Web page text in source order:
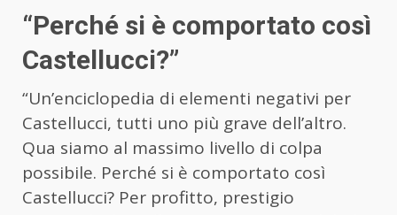
“Perché si è comportato così
Castellucci?”
“Un’enciclopedia di elementi negativi per
Castellucci, tutti uno più grave dell’altro.
Qua siamo al massimo livello di colpa
possibile. Perché si è comportato così
Castellucci? Per profitto, prestigio